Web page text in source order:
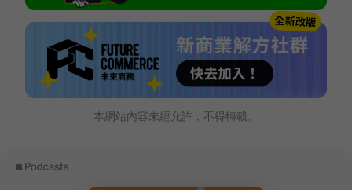
本網站內容未經允許，不得轉載。